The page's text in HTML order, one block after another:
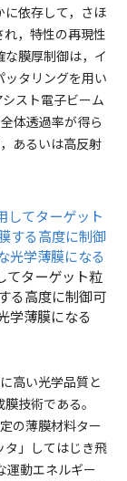
依存して，さほ
，特性の再現性
膜厚制御は，イ
タリングを用い
スト電子ビーム
体透過率が得ら
あるいは高反射
ターゲット粒
る高度に制御可
学薄膜になる
高い光学品質と
技術である。
の薄膜材料ター
タ」してはじき飛
運動エネルギー